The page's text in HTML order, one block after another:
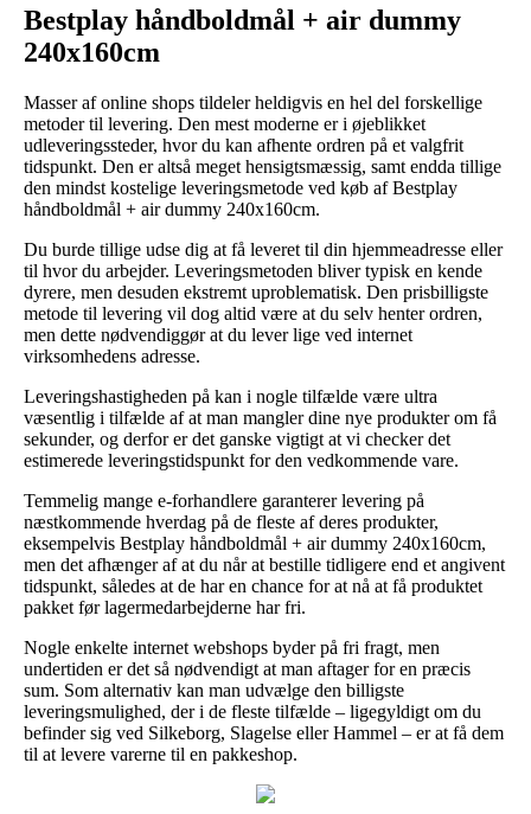
Bestplay håndboldmål + air dummy
240x160cm
Masser af online shops tildeler heldigvis en hel del forskellige
metoder til levering. Den mest moderne er i øjeblikket
udleveringssteder, hvor du kan afhente ordren på et valgfrit
tidspunkt. Den er altså meget hensigtsmæssig, samt endda tillige
den mindst kostelige leveringsmetode ved køb af Bestplay
håndboldmål + air dummy 240x160cm.
Du burde tillige udse dig at få leveret til din hjemmeadresse eller
til hvor du arbejder. Leveringsmetoden bliver typisk en kende
dyrere, men desuden ekstremt uproblematisk. Den prisbilligste
metode til levering vil dog altid være at du selv henter ordren,
men dette nødvendiggør at du lever lige ved internet
virksomhedens adresse.
Leveringshastigheden på kan i nogle tilfælde være ultra
væsentlig i tilfælde af at man mangler dine nye produkter om få
sekunder, og derfor er det ganske vigtigt at vi checker det
estimerede leveringstidspunkt for den vedkommende vare.
Temmelig mange e-forhandlere garanterer levering på
næstkommende hverdag på de fleste af deres produkter,
eksempelvis Bestplay håndboldmål + air dummy 240x160cm,
men det afhænger af at du når at bestille tidligere end et angivent
tidspunkt, således at de har en chance for at nå at få produktet
pakket før lagermedarbejderne har fri.
Nogle enkelte internet webshops byder på fri fragt, men
undertiden er det så nødvendigt at man aftager for en præcis
sum. Som alternativ kan man udvælge den billigste
leveringsmulighed, der i de fleste tilfælde – ligegyldigt om du
befinder sig ved Silkeborg, Slagelse eller Hammel – er at få dem
til at levere varerne til en pakkeshop.